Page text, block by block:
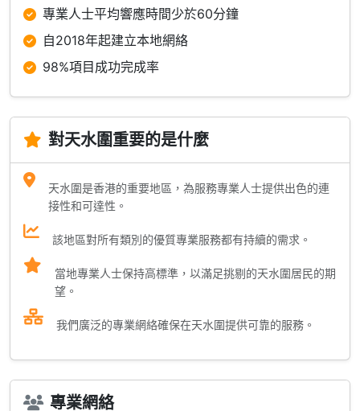
專業人士平均響應時間少於60分鐘
自2018年起建立本地網絡
98%項目成功完成率
對天水圍重要的是什麼
天水圍是香港的重要地區，為服務專業人士提供出色的連
接性和可達性。
該地區對所有類別的優質專業服務都有持續的需求。
當地專業人士保持高標準，以滿足挑剔的天水圍居民的期
望。
我們廣泛的專業網絡確保在天水圍提供可靠的服務。
專業網絡